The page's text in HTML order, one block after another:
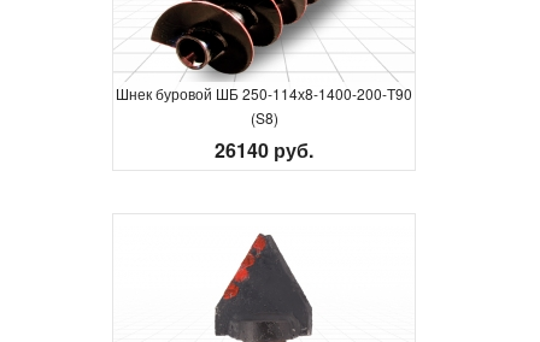
Шнек буровой ШБ 250-114х8-1400-200-Т90
(S8)
26140 руб.